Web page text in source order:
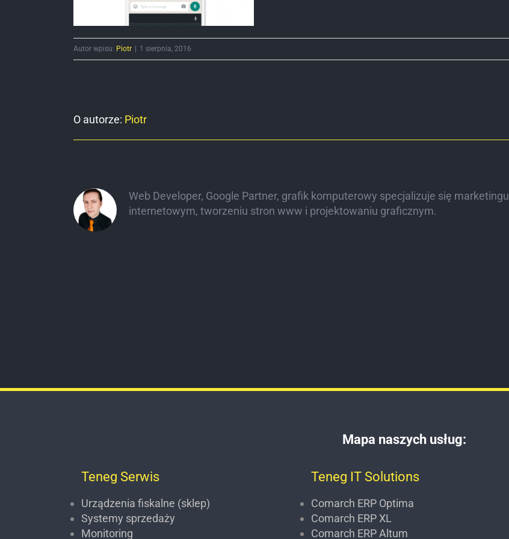
Autor wpisu: Piotr 1 sierpnia, 2016
O autorze: Piotr
Web Developer, Google Partner, grafik komputerowy specjalizuje się marketingu
internetowym, tworzeniu stron www i projektowaniu graficznym.
Mapa naszych usług:
Teneg Serwis
Urządzenia fiskalne (sklep)
Systemy sprzedaży
Monitoring
Teneg IT Solutions
Comarch ERP Optima
Comarch ERP XL
Comarch ERP Altum